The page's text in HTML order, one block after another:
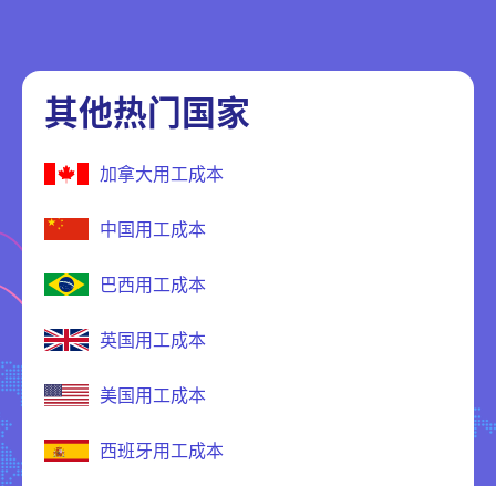
其他热门国家
加拿大用工成本
中国用工成本
巴西用工成本
英国用工成本
美国用工成本
西班牙用工成本